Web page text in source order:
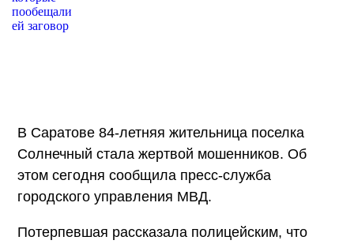
В Саратове 84-летняя жительница поселка
Солнечный стала жертвой мошенников. Об
этом сегодня сообщила пресс-служба
городского управления МВД.
Потерпевшая рассказала полицейским, что